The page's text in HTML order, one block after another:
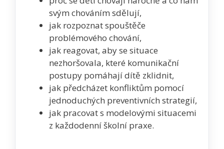
svým chováním sdělují,
jak rozpoznat spouštěče
problémového chování,
jak reagovat, aby se situace
nezhoršovala, které komunikační
postupy pomáhají dítě zklidnit,
jak předcházet konfliktům pomocí
jednoduchých preventivních strategií,
jak pracovat s modelovými situacemi
z každodenní školní praxe.